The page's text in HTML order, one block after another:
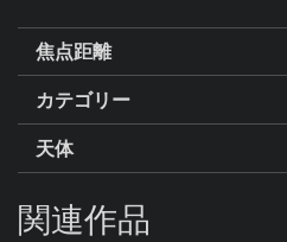
焦点距離
カテゴリー
天体
関連作品